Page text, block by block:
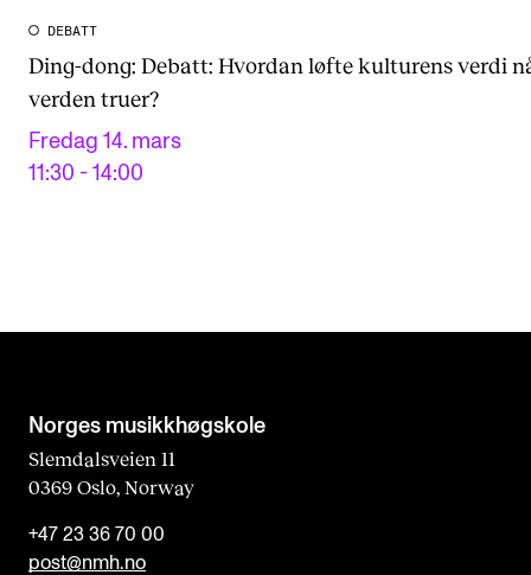
DEBATT
Ding-dong: Debatt: Hvordan løfte kulturens verdi
verden truer?
Fredag 14. mars
11:30 - 14:00
Norges musikk­høgskole
Slemdalsveien 11
0369 Oslo, Norway
+47 23 36 70 00
post@nmh.no